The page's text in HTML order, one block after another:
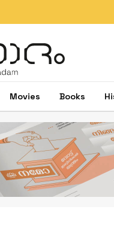
Movies Books